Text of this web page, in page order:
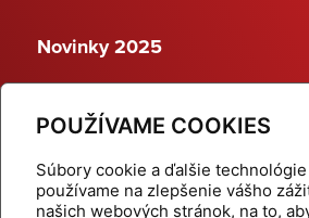
POUŽÍVAME COOKIES
Súbory cookie a ďalšie
používame na zlepšenie vášho
našich webových stránok, na to,
Novinky 2025
Dynamické termostatické ventily